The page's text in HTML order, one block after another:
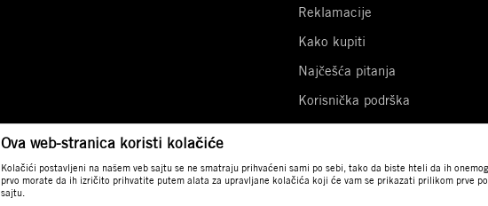
Reklamacije
Kako kupiti
Najčešća pitanja
Korisnička podrška
Potvrde i dokumenti
Ova web-stranica koristi kolačiće
Kolačići postavljeni na našem veb sajtu se ne smatraju prihvaćeni sami po sebi, tako da biste hteli da ih
prvo morate da ih izričito prihvatite putem alata za upravljane kolačića koji će vam se prikazati prilikom prve
sajtu.